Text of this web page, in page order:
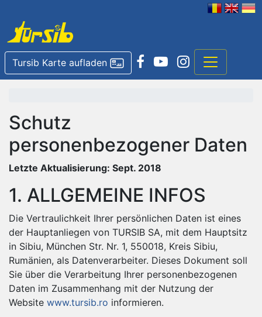
Tursib Karte aufladen
Schutz
personenbezogener Daten
Letzte Aktualisierung: Sept. 2018
1. ALLGEMEINE INFOS
Die Vertraulichkeit Ihrer persönlichen Daten ist eines
der Hauptanliegen von TURSIB SA, mit dem Hauptsitz
in Sibiu, München Str. Nr. 1, 550018, Kreis Sibiu,
Rumänien, als Datenverarbeiter. Dieses Dokument soll
Sie über die Verarbeitung Ihrer personenbezogenen
Daten im Zusammenhang mit der Nutzung der
Website www.tursib.ro informieren.